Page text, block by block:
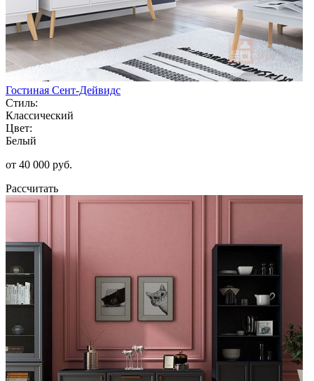
Гостиная Сент-Дейвидс
Стиль:
Классический
Цвет:
Белый
от 40 000 руб.
Рассчитать